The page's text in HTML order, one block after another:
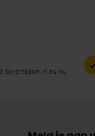
levertijden. Kies nu